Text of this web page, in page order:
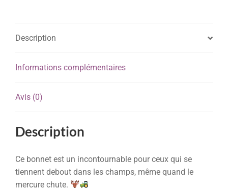
Description
Informations complémentaires
Avis (0)
Description
Ce bonnet est un incontournable pour ceux qui se
tiennent debout dans les champs, même quand le
mercure chute.